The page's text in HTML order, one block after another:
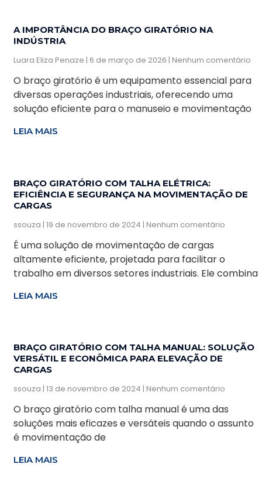
A IMPORTÂNCIA DO BRAÇO GIRATÓRIO NA
INDÚSTRIA
Luara Eliza Penaze 6 de março de 2026 Nenhum comentário
O braço giratório é um equipamento essencial para
diversas operações industriais, oferecendo uma
solução eficiente para o manuseio e movimentação
LEIA MAIS
BRAÇO GIRATÓRIO COM TALHA ELÉTRICA:
EFICIÊNCIA E SEGURANÇA NA MOVIMENTAÇÃO DE
CARGAS
ssouza 19 de novembro de 2024 Nenhum comentário
É uma solução de movimentação de cargas
altamente eficiente, projetada para facilitar o
trabalho em diversos setores industriais. Ele combina
LEIA MAIS
BRAÇO GIRATÓRIO COM TALHA MANUAL: SOLUÇÃO
VERSÁTIL E ECONÔMICA PARA ELEVAÇÃO DE
CARGAS
ssouza 13 de novembro de 2024 Nenhum comentário
O braço giratório com talha manual é uma das
soluções mais eficazes e versáteis quando o assunto
é movimentação de
LEIA MAIS